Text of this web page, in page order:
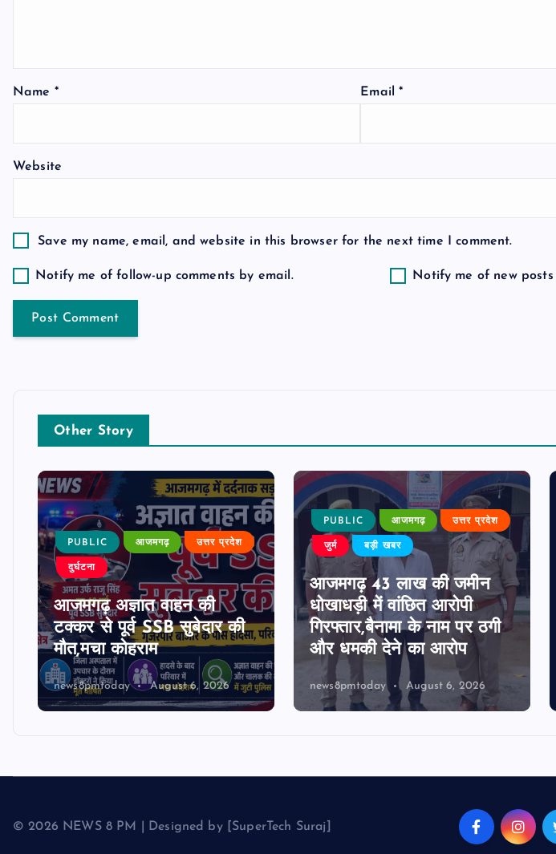
a
i
o
n
Name * Email*
Website
Save my name, email, and website in this browser for the next time I comment.
Notify me of follow-up comments by email. Notify me of new posts
Other Story
PUBLIC आजमगढ़ उत्तर प्रदेश
दुर्घटना
आजमगढ़ अज्ञात वाहन की
टक्कर से पूर्व SSB सुबेदार की
मौत,मचा कोहराम
news8pmtoday August 6, 2026
PUBLIC आजमगढ़ उत्तर प्रदेश
जुर्म बड़ी खबर
आजमगढ़ 43 लाख की जमीन
धोखाधड़ी में वांछित आरोपी
गिरफ्तार,बैनामा के नाम पर ठगी
और धमकी देने का आरोप
news8pmtoday August 6, 2026
© 2026 NEWS 8 PM | Designed by [SuperTech Suraj]